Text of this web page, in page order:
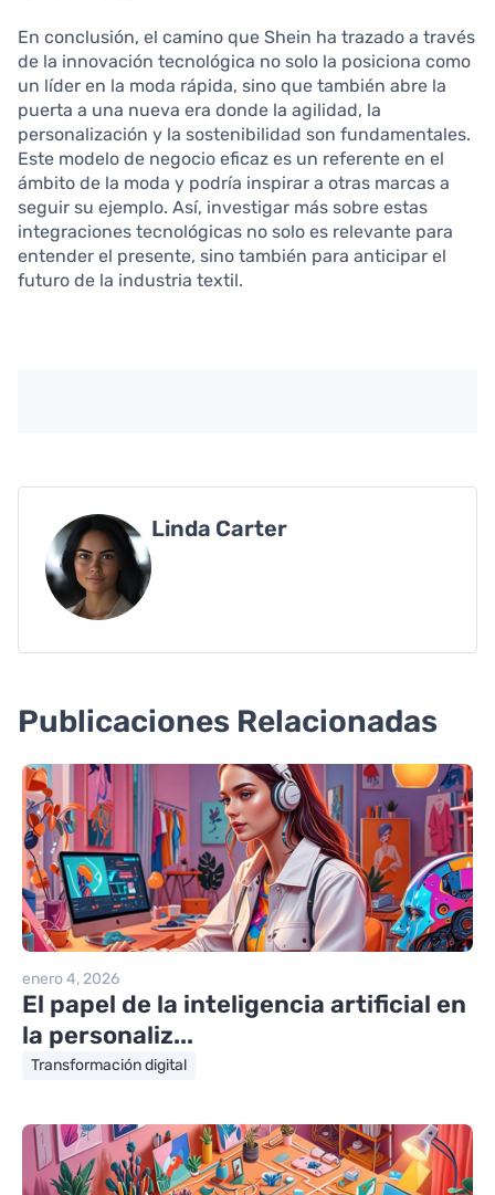
En conclusión, el camino que Shein ha trazado a través
de la innovación tecnológica no solo la posiciona como
un líder en la moda rápida, sino que también abre la
puerta a una nueva era donde la agilidad, la
personalización y la sostenibilidad son fundamentales.
Este modelo de negocio eficaz es un referente en el
ámbito de la moda y podría inspirar a otras marcas a
seguir su ejemplo. Así, investigar más sobre estas
integraciones tecnológicas no solo es relevante para
entender el presente, sino también para anticipar el
futuro de la industria textil.
Linda Carter
Publicaciones Relacionadas
enero 4, 2026
El papel de la inteligencia artificial en
la personaliz...
Transformación digital